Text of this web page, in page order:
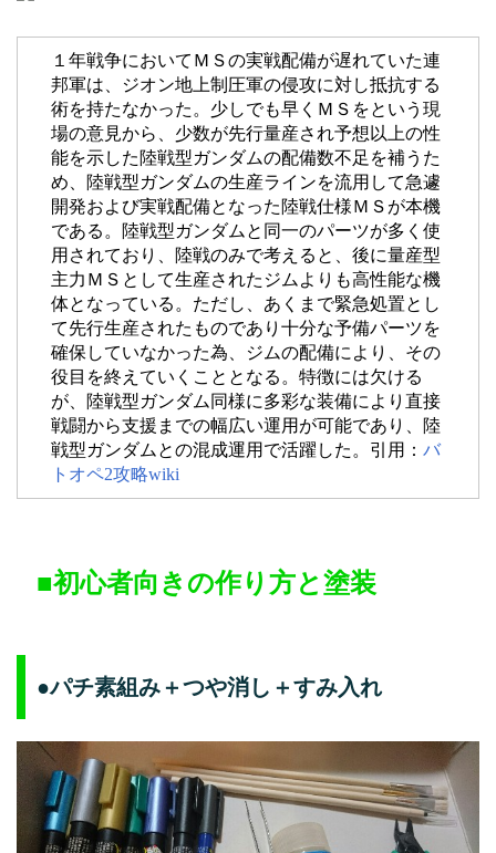
１年戦争においてＭＳの実戦配備が遅れていた連
邦軍は、ジオン地上制圧軍の侵攻に対し抵抗する
術を持たなかった。少しでも早くＭＳをという現
場の意見から、少数が先行量産され予想以上の性
能を示した陸戦型ガンダムの配備数不足を補うた
め、陸戦型ガンダムの生産ラインを流用して急遽
開発および実戦配備となった陸戦仕様ＭＳが本機
である。陸戦型ガンダムと同一のパーツが多く使
用されており、陸戦のみで考えると、後に量産型
主力ＭＳとして生産されたジムよりも高性能な機
体となっている。ただし、あくまで緊急処置とし
て先行生産されたものであり十分な予備パーツを
確保していなかった為、ジムの配備により、その
役目を終えていくこととなる。特徴には欠ける
が、陸戦型ガンダム同様に多彩な装備により直接
戦闘から支援までの幅広い運用が可能であり、陸
戦型ガンダムとの混成運用で活躍した。引用： バ
トオペ2攻略wiki
■初心者向きの作り方と塗装
●パチ素組み＋つや消し＋すみ入れ